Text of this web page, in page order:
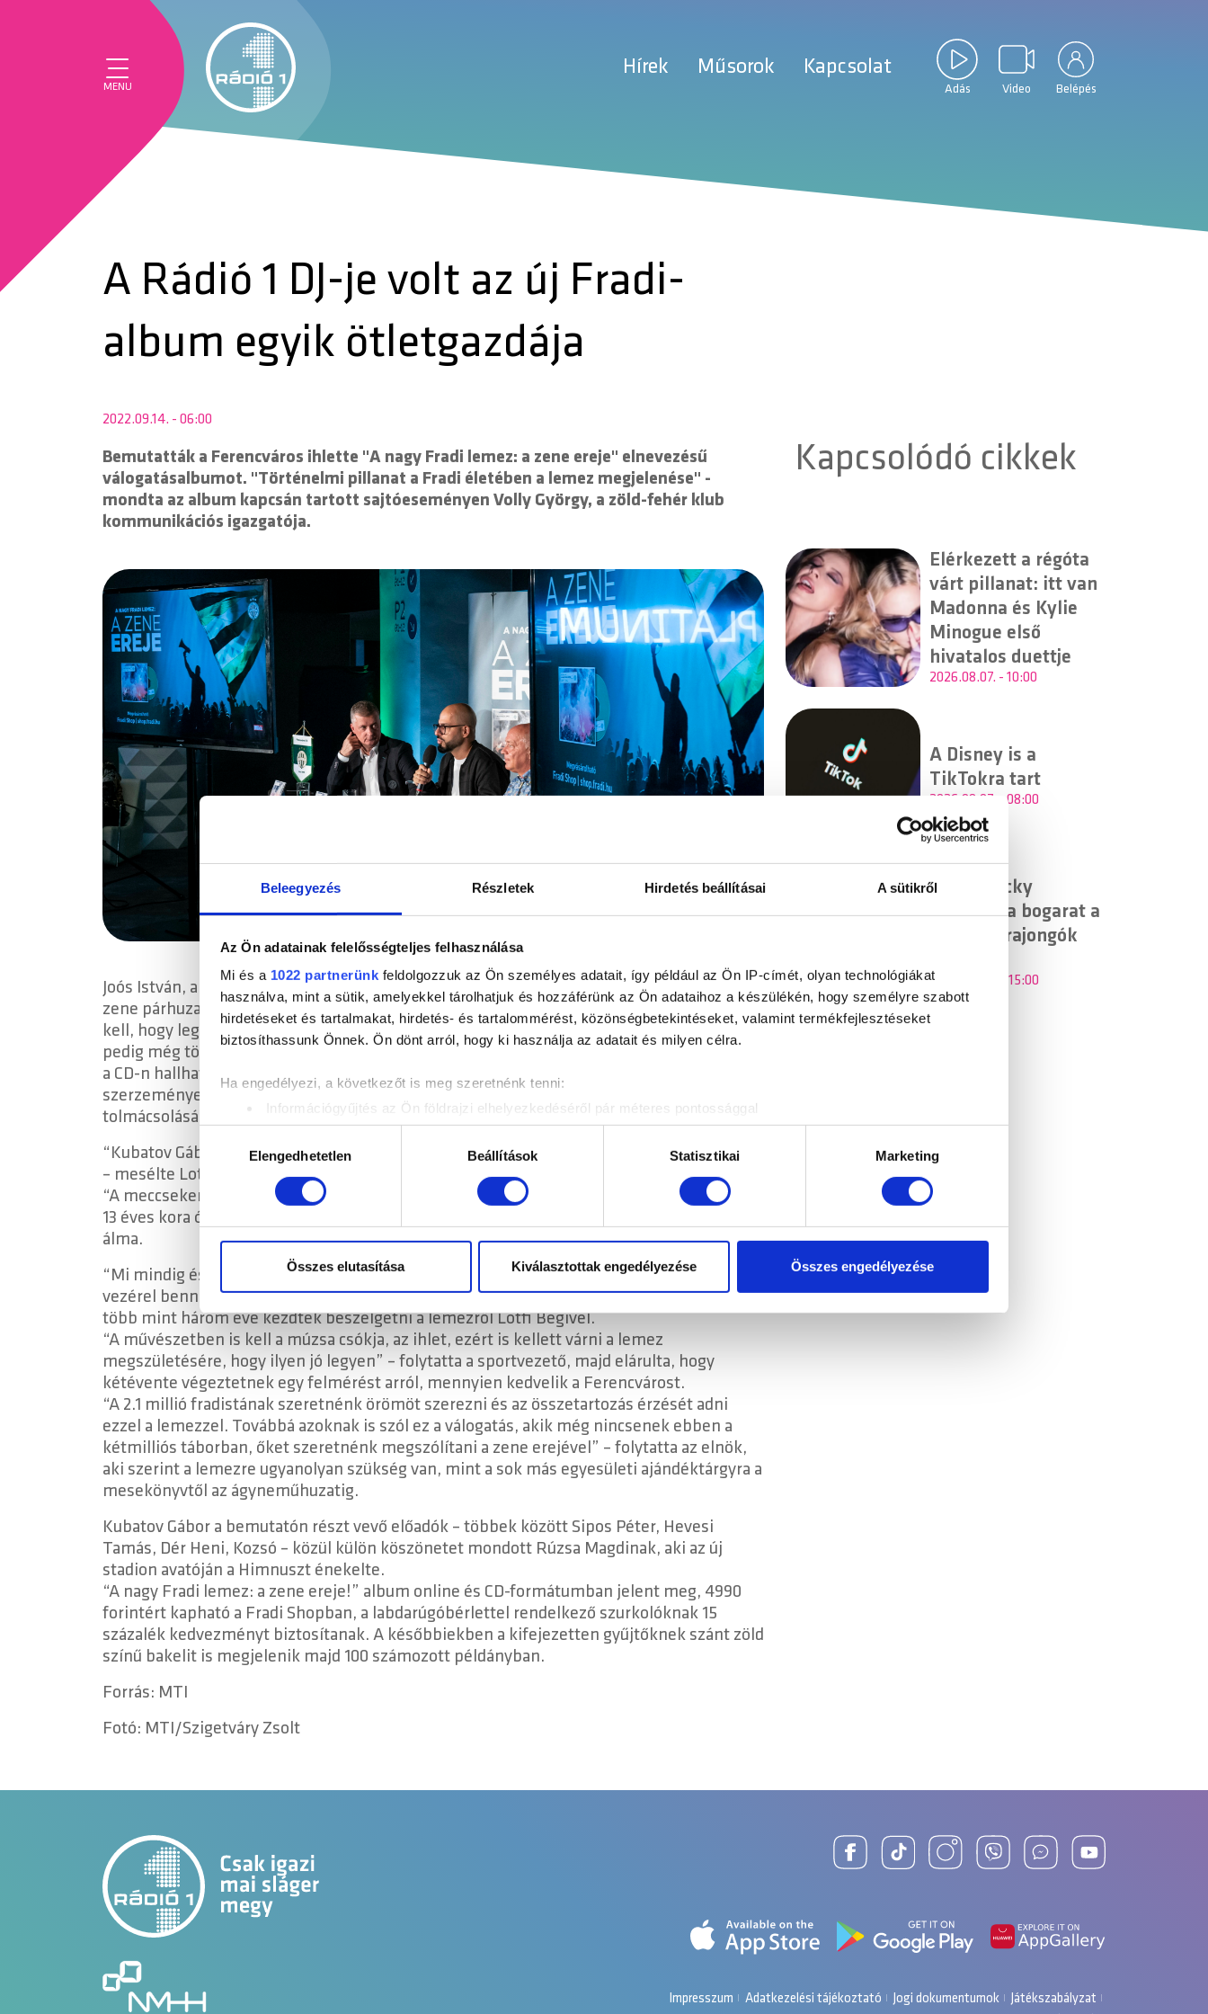
Beleegyezés Részletek Hirdetés beállításai A sütikről
Az Ön adatainak felelősségteljes felhasználása
Mi és a 1022 partnerünk feldolgozzuk az Ön személyes adatait, így például az Ön IP-címét, olyan technológiákat
használva, mint a sütik, amelyekkel tárolhatjuk és hozzáférünk az Ön adataihoz a készülékén, hogy személyre szabott
hirdetéseket és tartalmakat, hirdetés- és tartalommérést, közönségbetekintéseket, valamint termékfejlesztéseket
biztosíthassunk Önnek. Ön dönt arról, hogy ki használja az adatait és milyen célra.
Ha engedélyezi, a következőt is meg szeretnénk tenni:
Információgyűjtés az Ön földrajzi elhelyezkedéséről pár méteres pontossággal
Az Ön készülékén beazonosítása annak konkrét tulajdonságainak (ujjlenyomat) aktív ellenőrzésével
Tudjon meg többet személyes adatainak feldolgozási módjairól és adja meg preferenciáit a
Részletek pontban. Bármikor
módosíthatja vagy visszavonhatja a Sütinyilatkozathoz való hozzájárulását.
weboldalforgalmunk elemzéséhez. Ezenkívül közösségi média-, hirdető- és elemező partnereinkkel megosztjuk az Ön
weboldalhasználatra vonatkozó adatait, akik kombinálhatják az adatokat más olyan adatokkal, amelyeket Ön adott meg
kiválasztásaElengedhetetlen Beállítások Statisztikai Marketing
Összes elutasítása Kiválasztottak engedélyezése Összes engedélyezése
MENU
Hírek Műsorok Kapcsolat
Adás Video Belépés
A Rádió 1 DJ-je volt az új Fradi-
album egyik ötletgazdája
2022.09.14. - 06:00
Bemutatták a Ferencváros ihlette "A nagy Fradi lemez: a zene ereje" elnevezésű
válogatásalbumot. "Történelmi pillanat a Fradi életében a lemez megjelenése" -
mondta az album kapcsán tartott sajtóeseményen Volly György, a zöld-fehér klub
kommunikációs igazgatója.
Joós István, a lemezt kiadó Magneoton Music Group vezérigazgatója a labdarúgás és a
zene párhuzamait ecsetelte, kiemelve: a focistának és a zenésznek is jó ritmusérzéke
kell, hogy legyen, mindkét területen óriási munka szükséges a siker eléréséhez, ahhoz
pedig még több, hogy a csúcson maradjon valaki. A zenei szakember arról is beszélt, hogy
a CD-n hallható 14 dal különböző stílusú, mégis egységes hangulatot képvisel. Vannak új
szerzemények és átdolgozások is az “ország legnépszerűbb előadóinak”
tolmácsolásában.
“Kubatov Gábor elnök úrral két közös szenvedélyünk van: az egyik a Fradi, a másik a zene”
– mesélte Lotfi Begi lemezlovas és producer a mű megszületésének ötletéről.
“A meccseken sokat beszélgettünk egy esetleges Fradi-lemezről” – mondta, és elárulta:
13 éves kora óta Fradi-drukker, és azzal, hogy a lemez producere lehetett, megvalósult egy
álma.
“Mi mindig és mindenben elsők akarunk lenni, amikor lemezt adunk ki, akkor is ez a cél
vezérel bennünket” – hangsúlyozta Kubatov Gábor, az FTC elnöke, majd emlékeztetett:
több mint három éve kezdtek beszélgetni a lemezről Lotfi Begivel.
“A művészetben is kell a múzsa csókja, az ihlet, ezért is kellett várni a lemez
megszületésére, hogy ilyen jó legyen” – folytatta a sportvezető, majd elárulta, hogy
kétévente végeztetnek egy felmérést arról, mennyien kedvelik a Ferencvárost.
“A 2.1 millió fradistának szeretnénk örömöt szerezni és az összetartozás érzését adni
ezzel a lemezzel. Továbbá azoknak is szól ez a válogatás, akik még nincsenek ebben a
kétmilliós táborban, őket szeretnénk megszólítani a zene erejével” – folytatta az elnök,
aki szerint a lemezre ugyanolyan szükség van, mint a sok más egyesületi ajándéktárgyra a
mesekönyvtől az ágyneműhuzatig.
Kubatov Gábor a bemutatón részt vevő előadók – többek között Sipos Péter, Hevesi
Tamás, Dér Heni, Kozsó – közül külön köszönetet mondott Rúzsa Magdinak, aki az új
stadion avatóján a Himnuszt énekelte.
“A nagy Fradi lemez: a zene ereje!” album online és CD-formátumban jelent meg, 4990
forintért kapható a Fradi Shopban, a labdarúgóbérlettel rendelkező szurkolóknak 15
százalék kedvezményt biztosítanak. A későbbiekben a kifejezetten gyűjtőknek szánt zöld
színű bakelit is megjelenik majd 100 számozott példányban.
Forrás: MTI
Fotó: MTI/Szigetváry Zsolt
Kapcsolódó cikkek
Elérkezett a régóta
várt pillanat: itt van
Madonna és Kylie
Minogue első
hivatalos duettje
2026.08.07. - 10:00
A Disney is a
TikTokra tart
2026.08.07. - 08:00
A$AP Rocky
elültette a bogarat a
Rihanna rajongók
2026.08.06. - 15:00
Impresszum Adatkezelési tájékoztató Jogi dokumentumok
Játékszabályzat